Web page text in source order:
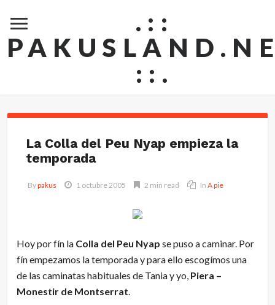
.::
::.
La Colla del Peu Nyap empieza la
temporada
Bypakus 1 octubre 2005 2 min read InA pie
Hoy por fín la Colla del Peu Nyap se puso a caminar. Por
fín empezamos la temporada y para ello escogímos una
de las caminatas habituales de Tania y yo, Piera –
Monestir de Montserrat.